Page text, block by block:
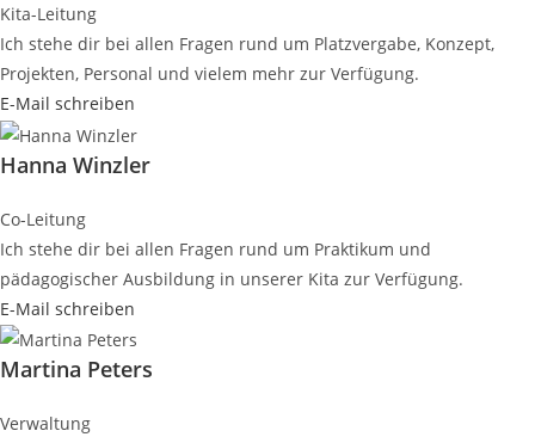
Kita-Leitung
Ich stehe dir bei allen Fragen rund um Platzvergabe, Konzept,
Projekten, Personal und vielem mehr zur Verfügung.
E-Mail schreiben
Hanna Winzler
Co-Leitung
Ich stehe dir bei allen Fragen rund um Praktikum und
pädagogischer Ausbildung in unserer Kita zur Verfügung.
E-Mail schreiben
Martina Peters
Verwaltung